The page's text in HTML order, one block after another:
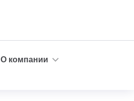
О компании